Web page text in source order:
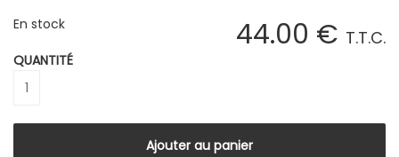
44.00 € T.T.C.
En stock
QUANTITÉ